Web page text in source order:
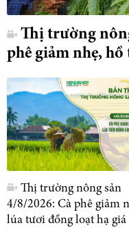
Thị trường
phê giảm nhẹ,
Thị trường nông sản
4/8/2026: Cà phê giảm
lúa tươi đồng loạt hạ giá